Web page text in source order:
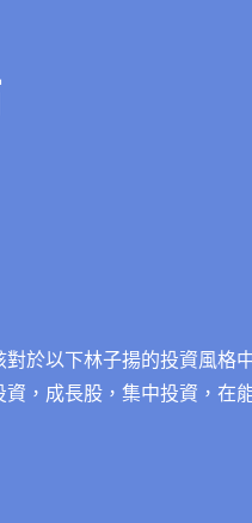
於以下林子揚的投資風格
，成長股，集中投資，在